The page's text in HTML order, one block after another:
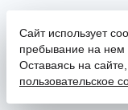
Сайт использует
пребывание на нем
Оставаясь на
пользовательское
Сайт
В случае
сообщить на
написать нам в